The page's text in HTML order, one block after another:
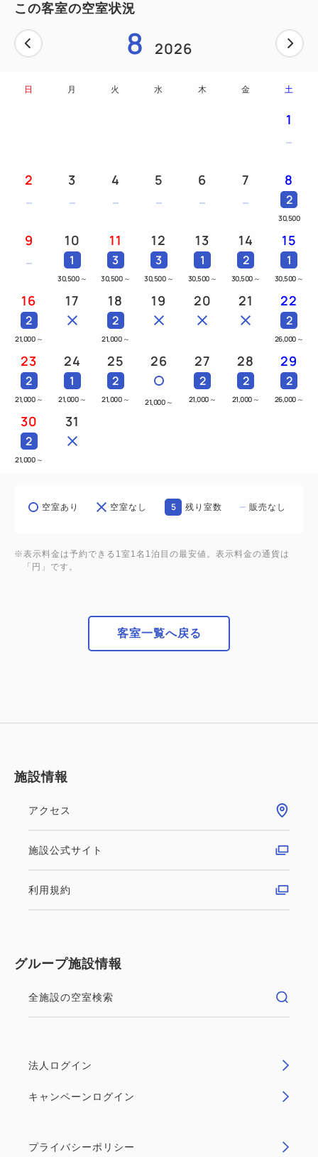
この客室の空室状況
8 2026
日 月 火 水 木 金 土
1
2 3 4 5 6 7 8
2
30,500
9 10
1
30,500 ～
11
3
30,500 ～
12
3
30,500 ～
13
1
30,500 ～
14
2
30,500 ～
15
1
30,500 ～
16
2
21,000 ～
17 18
2
21,000 ～
19 20 21 22
2
26,000 ～
23
2
21,000 ～
24
1
21,000 ～
25
2
21,000 ～
26
21,000 ～
27
2
21,000 ～
28
2
21,000 ～
29
2
26,000 ～
30
2
21,000 ～
31
空室あり 空室なし 5 残り室数 販売なし
※表示料金は予約できる1室1名1泊目の最安値。表示料金の通貨は
「円」です。
客室一覧へ戻る
施設情報
アクセス
施設公式サイト
利用規約
グループ施設情報
全施設の空室検索
法人ログイン
キャンペーンログイン
プライバシーポリシー